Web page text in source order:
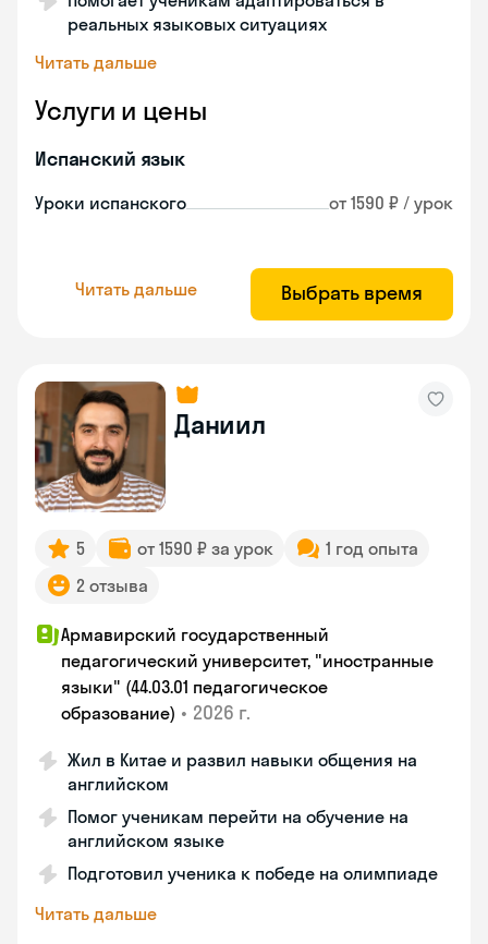
реальных языковых ситуациях
Читать дальше
Услуги и цены
Испанский язык
Уроки испанского от 1590 ₽ / урок
Читать дальше Выбрать время
Даниил
5 от 1590 ₽ за урок
1 год опыта
2 отзыва
Армавирский государственный
педагогический университет, "иностранные
языки" (44.03.01 педагогическое
образование) • 2026 г.
Жил в Китае и развил навыки общения на
английском
Помог ученикам перейти на обучение на
английском языке
Подготовил ученика к победе на олимпиаде
Читать дальше